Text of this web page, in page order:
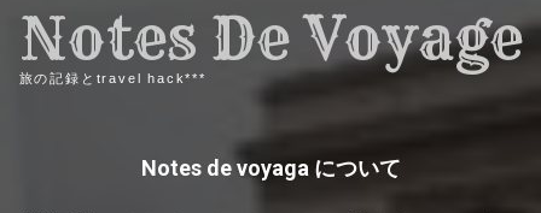
Notes De Voyage
旅の記録とtravel hack***
Notes de voyaga について